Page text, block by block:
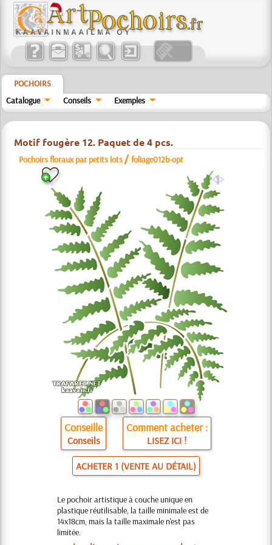
POCHOIRS
Catalogue
Conseils Exemples
Motif fougère 12. Paquet de 4 pcs.
Pochoirs floraux par petits lots /foliage012b-opt
a
Conseille
Conseils
Comment acheter :
LISEZ ICI !
ACHETER 1 (VENTE AU DÉTAIL)
Le pochoir artistique à couche unique en
plastique réutilisable, la taille minimale est de
14x18cm, mais la taille maximale n'est pas
limitée.